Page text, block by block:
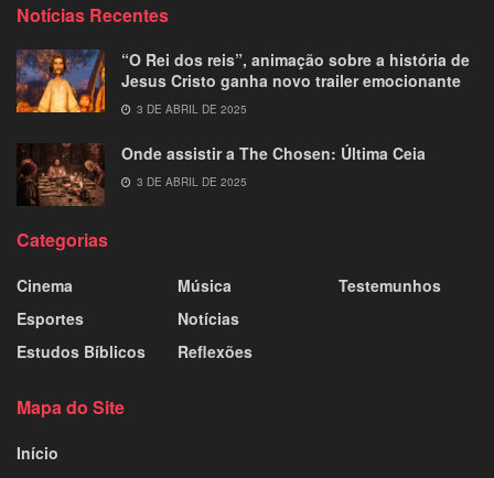
Notícias Recentes
“O Rei dos reis”, animação sobre a história de
Jesus Cristo ganha novo trailer emocionante
3 DE ABRIL DE 2025
Onde assistir a The Chosen: Última Ceia
3 DE ABRIL DE 2025
Categorias
Cinema
Esportes
Estudos Bíblicos
Música
Notícias
Reflexões
Testemunhos
Mapa do Site
Início